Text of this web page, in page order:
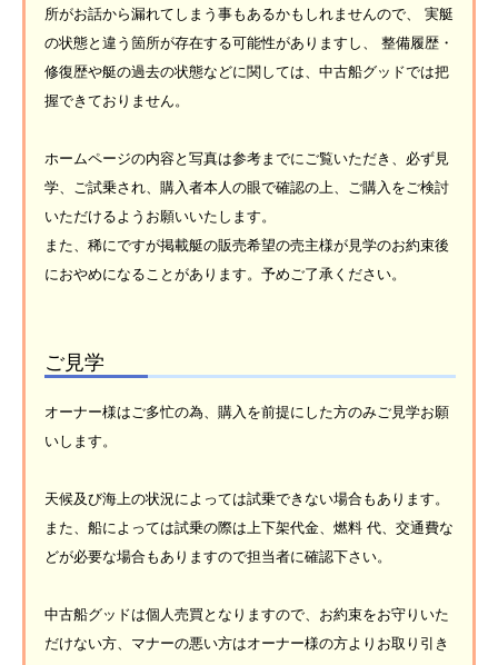
所がお話から漏れてしまう事もあるかもしれませんので、 実艇
の状態と違う箇所が存在する可能性がありますし、 整備履歴・
修復歴や艇の過去の状態などに関しては、中古船グッドでは把
握できておりません。
ホームページの内容と写真は参考までにご覧いただき、必ず見
学、ご試乗され、購入者本人の眼で確認の上、ご購入をご検討
いただけるようお願いいたします。
また、稀にですが掲載艇の販売希望の売主様が見学のお約束後
におやめになることがあります。予めご了承ください。
ご見学
オーナー様はご多忙の為、購入を前提にした方のみご見学お願
いします。
天候及び海上の状況によっては試乗できない場合もあります。
また、船によっては試乗の際は上下架代金、燃料 代、交通費な
どが必要な場合もありますので担当者に確認下さい。
中古船グッドは個人売買となりますので、お約束をお守りいた
だけない方、マナーの悪い方はオーナー様の方よりお取り引き